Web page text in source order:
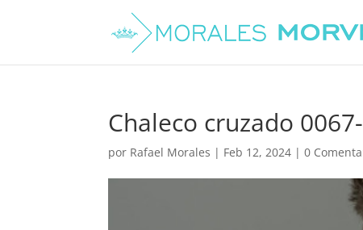
Chaleco cruzado
por Rafael Morales | Feb 12, 2024 |0